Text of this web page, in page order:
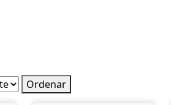
Ordenar